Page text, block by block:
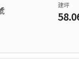
建坪